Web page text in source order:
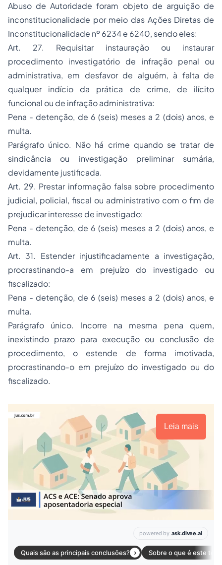
Abuso de Autoridade foram objeto de arguição de
inconstitucionalidade por meio das Ações Diretas de
Inconstitucionalidade nº 6234 e 6240, sendo eles:
Art. 27. Requisitar instauração ou instaurar
procedimento investigatório de infração penal ou
administrativa, em desfavor de alguém, à falta de
qualquer indício da prática de crime, de ilícito
funcional ou de infração administrativa:
Pena - detenção, de 6 (seis) meses a 2 (dois) anos, e
multa.
Parágrafo único. Não há crime quando se tratar de
sindicância ou investigação preliminar sumária,
devidamente justificada.
Art. 29. Prestar informação falsa sobre procedimento
judicial, policial, fiscal ou administrativo com o fim de
prejudicar interesse de investigado:
Pena - detenção, de 6 (seis) meses a 2 (dois) anos, e
multa.
Art. 31. Estender injustificadamente a investigação,
procrastinando-a em prejuízo do investigado ou
fiscalizado:
Pena - detenção, de 6 (seis) meses a 2 (dois) anos, e
multa.
Parágrafo único. Incorre na mesma pena quem,
inexistindo prazo para execução ou conclusão de
procedimento, o estende de forma imotivada,
procrastinando-o em prejuízo do investigado ou do
fiscalizado.
Leia mais